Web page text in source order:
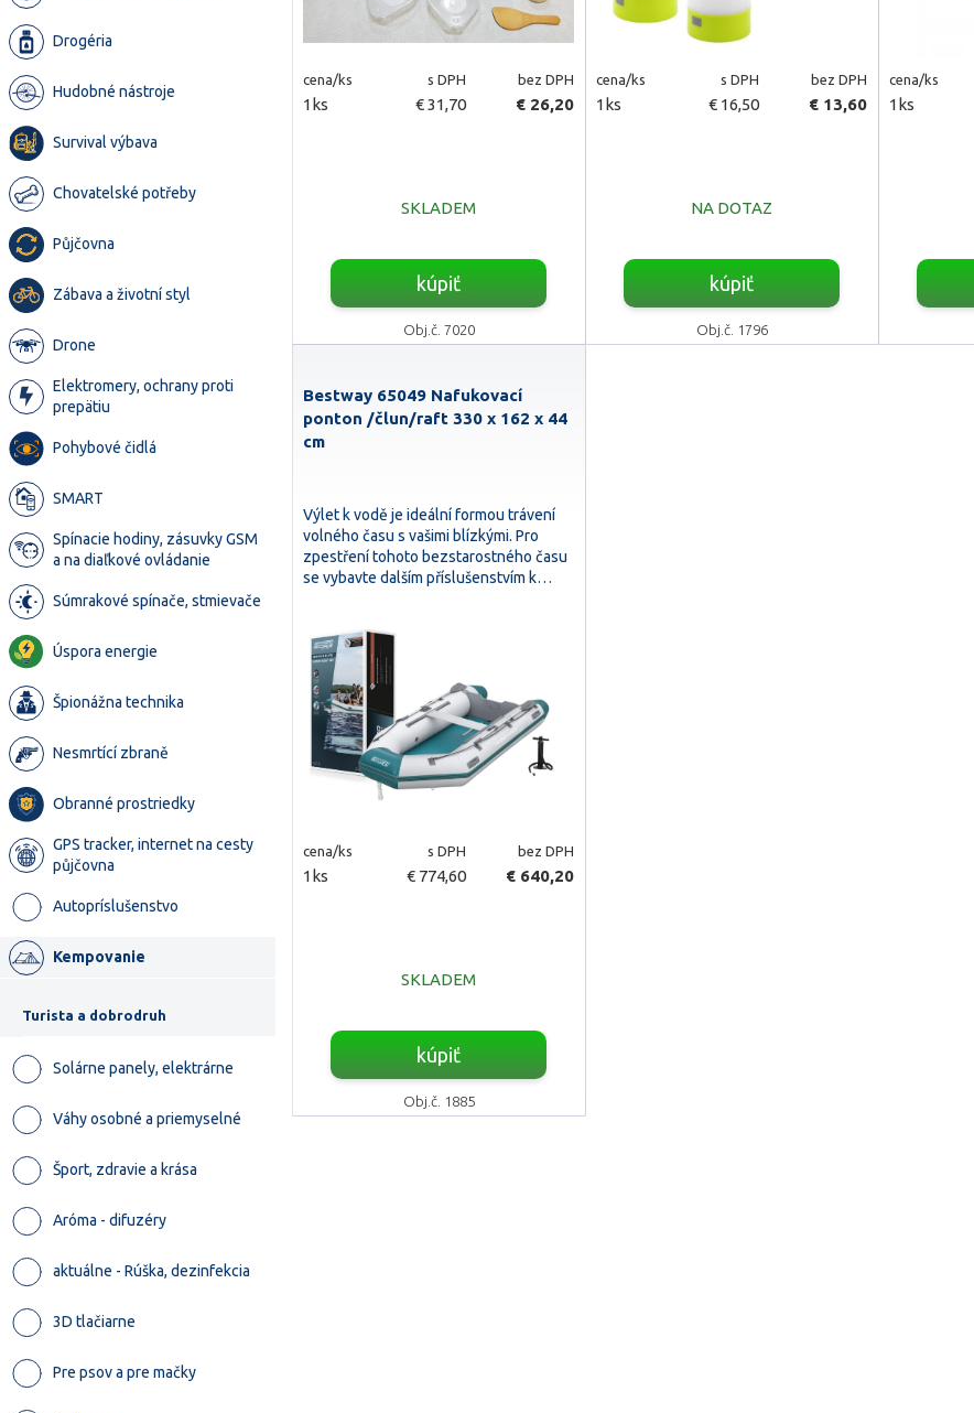
Drogéria
Hudobné nástroje
Survival výbava
Chovatelské potřeby
Půjčovna
Zábava a životní styl
Drone
Elektromery, ochrany proti
prepätiu
Pohybové čidlá
SMART
Spínacie hodiny, zásuvky GSM
a na diaľkové ovládanie
Súmrakové spínače, stmievače
Úspora energie
Špionážna technika
Nesmrtící zbraně
Obranné prostriedky
GPS tracker, internet na cesty
půjčovna
Autopríslušenstvo
Kempovanie
Turista a dobrodruh
Solárne panely, elektrárne
Váhy osobné a priemyselné
Šport, zdravie a krása
Aróma - difuzéry
aktuálne - Rúška, dezinfekcia
3D tlačiarne
Pre psov a pre mačky
cena/ks s DPH bez DPH
1ks € 31,70 € 26,20
SKLADEM
kúpiť
Obj.č. 7020
cena/ks s DPH bez DPH
1ks € 16,50 € 13,60
NA DOTAZ
kúpiť
Obj.č. 1796
cena/ks
1ks
Bestway 65049 Nafukovací
ponton /člun/raft 330 x 162 x 44
cm
Výlet k vodě je ideální formou trávení
volného času s vašimi blízkými. Pro
zpestření tohoto bezstarostného času
se vybavte dalším příslušenstvím k…
cena/ks s DPH bez DPH
1ks € 774,60 € 640,20
SKLADEM
kúpiť
Obj.č. 1885